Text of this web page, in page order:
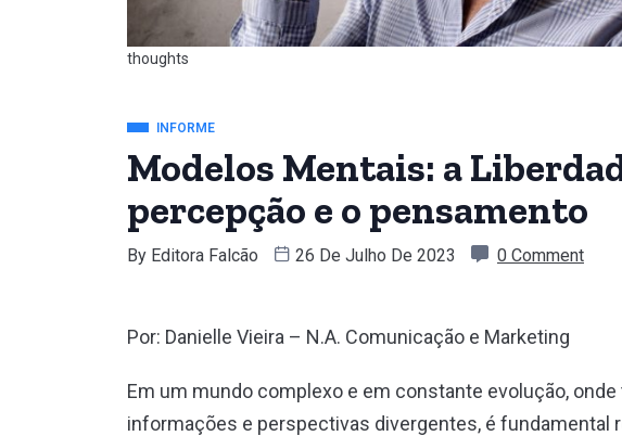
thoughts
INFORME
Modelos Mentais: a
percepção e o pensamento
By Editora Falcão 26 De Julho De 2023 0 Comment
Por: Danielle Vieira – N.A. Comunicação e Marketing
Em um mundo complexo e em constante evolução,
informações e perspectivas divergentes, é fundamental